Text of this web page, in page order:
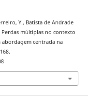
Y., Batista de Andrade
Perdas múltiplas no contexto
abordagem centrada na